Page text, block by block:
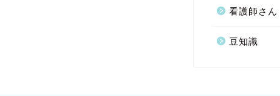
看護師さん
豆知識